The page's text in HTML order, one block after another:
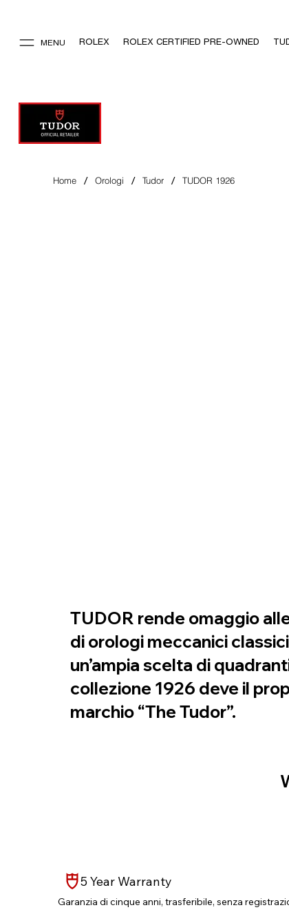
MENU ROLEX ROLEX CERTIFIED PRE-OWNED
Home / Orologi / Tudor / TUDOR 1926
TUDOR rende omaggio
di orologi meccanici
un’ampia scelta di
collezione 1926 deve il
marchio “The Tudor”.
5 Year Warranty
Garanzia di cinque anni, trasferibile, senza